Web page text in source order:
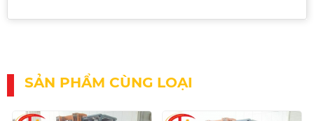
SẢN PHẨM CÙNG LOẠI